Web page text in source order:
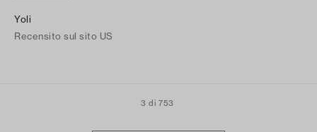
shoes don’t smash my toes down. I wear them every day and
they are easy to dress up or down.
Yoli
Recensito sul sito US
3 di 753